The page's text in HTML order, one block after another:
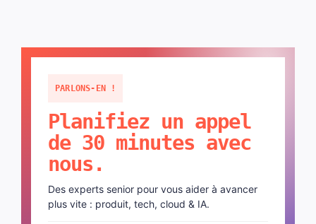
PARLONS-EN !
Planifiez un appel
de 30 minutes avec
nous.
Des experts senior pour vous aider à avancer
plus vite : produit, tech, cloud & IA.